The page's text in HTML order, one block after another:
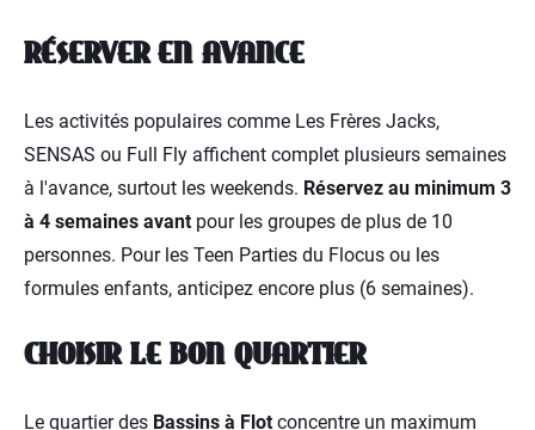
RÉSERVER EN AVANCE
Les activités populaires comme Les Frères Jacks,
SENSAS ou Full Fly affichent complet plusieurs semaines
à l'avance, surtout les weekends. Réservez au minimum 3
à 4 semaines avant pour les groupes de plus de 10
personnes. Pour les Teen Parties du Flocus ou les
formules enfants, anticipez encore plus (6 semaines).
CHOISIR LE BON QUARTIER
Le quartier des Bassins à Flot concentre un maximum